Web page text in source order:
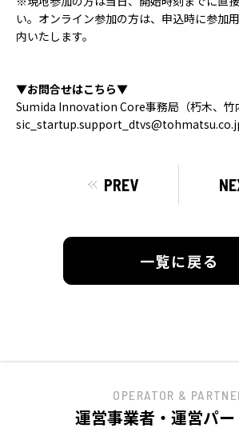
い。オンライン参加の方は、申込時に参加
内いたします。
▼お問合せはこちら▼
Sumida Innovation Core事務局（朽木、竹
PREV
一覧に戻る
OPERATOR &
運営事業者・運営パ